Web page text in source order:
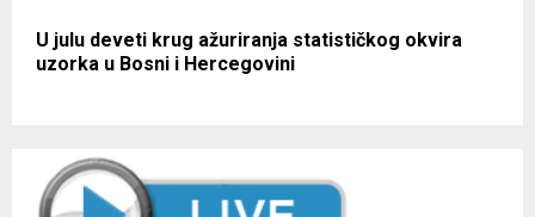
U julu deveti krug ažuriranja statističkog okvira
uzorka u Bosni i Hercegovini